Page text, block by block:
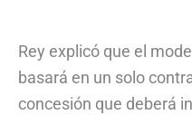
Rey explicó que el
basará en un solo
concesión que deberá